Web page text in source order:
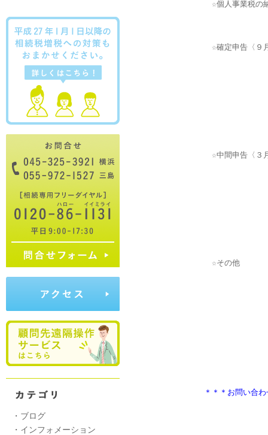
・ ブログ
・ インフォメーション
＊＊＊お問い合わせは　